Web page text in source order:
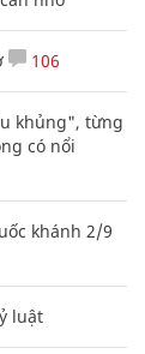
106
khủng", từng
có nổi
khánh 2/9
luật